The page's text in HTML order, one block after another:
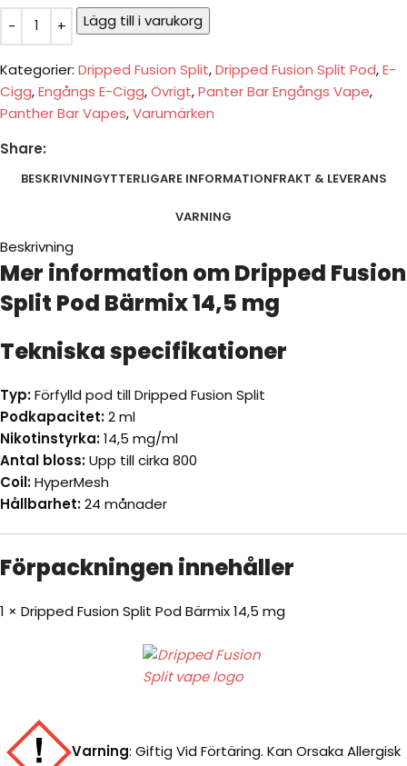
Lägg till i varukorg
Kategorier: Dripped Fusion Split,Dripped Fusion Split Pod,E-
Cigg,Engångs E-Cigg,Övrigt,Panter Bar Engångs Vape,
Panther Bar Vapes,Varumärken
Share:
BESKRIVNINGYTTERLIGARE INFORMATIONFRAKT & LEVERANS
VARNING
Beskrivning
Mer information om Dripped Fusion
Split Pod Bärmix 14,5 mg
Tekniska specifikationer
Typ:Förfylld pod till Dripped Fusion Split
Podkapacitet:2 ml
Nikotinstyrka:14,5 mg/ml
Antal bloss:Upp till cirka 800
Coil:HyperMesh
Hållbarhet:24 månader
Förpackningen innehåller
1 × Dripped Fusion Split Pod Bärmix 14,5 mg
Varning: Giftig Vid Förtäring. Kan Orsaka Allergisk